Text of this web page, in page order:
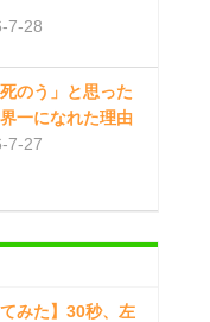
7-28
死のう」と思った
一になれた理由
7-27
てみた】30秒、左